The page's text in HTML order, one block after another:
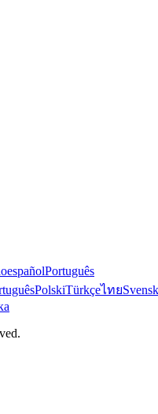
españolPortuguês
PolskiTürkçeไทย